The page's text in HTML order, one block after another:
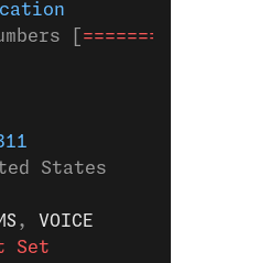
[
States
,
VOICE
Set